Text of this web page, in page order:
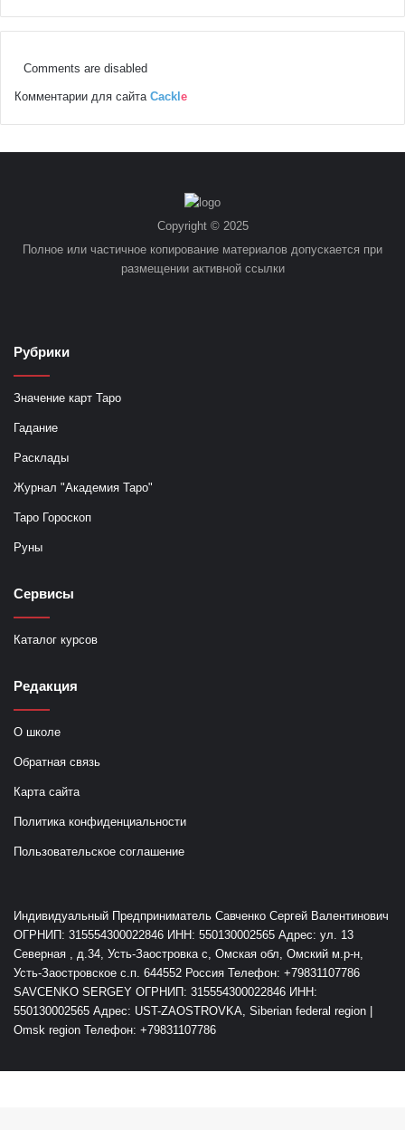
Comments are disabled
Комментарии для сайта Cackl e
Copyright © 2025
Полное или частичное копирование материалов допускается при
размещении активной ссылки
Рубрики
Значение карт Таро
Гадание
Расклады
Журнал "Академия Таро"
Таро Гороскоп
Руны
Сервисы
Каталог курсов
Редакция
О школе
Обратная связь
Карта сайта
Политика конфиденциальности
Пользовательское соглашение
Индивидуальный Предприниматель Савченко Сергей Валентинович
ОГРНИП: 315554300022846 ИНН: 550130002565 Адрес: ул. 13
Северная , д.34, Усть-Заостровка с, Омская обл, Омский м.р-н,
Усть-Заостровское с.п. 644552 Россия Телефон: +79831107786
SAVCENKO SERGEY ОГРНИП: 315554300022846 ИНН:
550130002565 Адрес: UST-ZAOSTROVKA, Siberian federal region |
Omsk region Телефон: +79831107786